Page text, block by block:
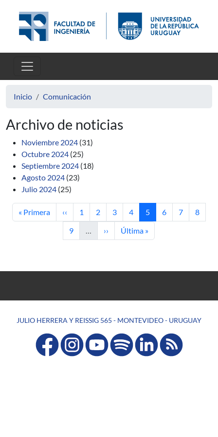
Inicio Comunicación
Archivo de noticias
Noviembre 2024 (31)
Octubre 2024 (25)
Septiembre 2024 (18)
Agosto 2024 (23)
Julio 2024 (25)
Primera página
« Primera Página anterior
‹‹ Página
1 Página
2 Página
3 Página
4 Página actual
5 Página
6 Página
7 Página
8
Página
9 … Siguiente página
›› Última página
Última »
JULIO HERRERA Y REISSIG 565 - MONTEVIDEO - URUGUAY